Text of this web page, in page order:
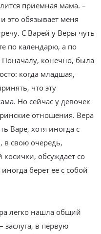
приемная мама. –
это обязывает меня
С Варей у Веры чуть
по календарю, а по
Поначалу, конечно, была
когда младшая,
что эту
Но сейчас у девочек
отношения. Вера
Варе, хотя иногда с
в свою очередь,
косички, обсуждает со
берет ее с собой
легко нашла общий
в первую